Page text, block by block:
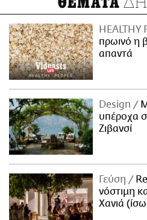
HEALTHY
πρωινό η
απαντά
Design
υπέροχα
Ζιβανσί
Γεύση
νόστιμη
Χανιά